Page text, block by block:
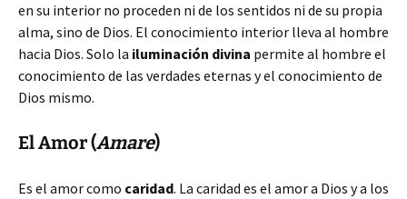
en su interior no proceden ni de los sentidos ni de su propia
alma, sino de Dios. El conocimiento interior lleva al hombre
hacia Dios. Solo la iluminación divina permite al hombre el
conocimiento de las verdades eternas y el conocimiento de
Dios mismo.
El Amor (Amare)
Es el amor como caridad. La caridad es el amor a Dios y a los